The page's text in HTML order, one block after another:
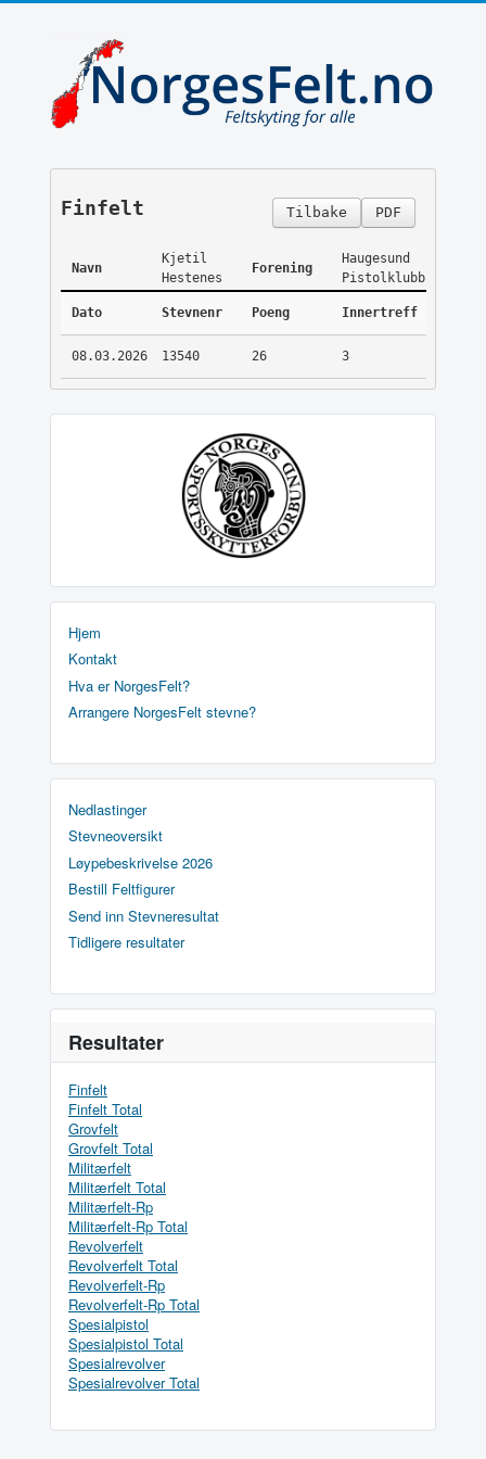
PDF
Tilbake
Finfelt
Navn
Kjetil
Hestenes
Forening
Haugesund
Pistolklubb
Dato Stevnenr Poeng Innertreff
08.03.2026 13540 26 3
Hjem
Kontakt
Hva er NorgesFelt?
Arrangere NorgesFelt stevne?
Nedlastinger
Stevneoversikt
Løypebeskrivelse 2026
Bestill Feltfigurer
Send inn Stevneresultat
Tidligere resultater
Resultater
Finfelt
Finfelt Total
Grovfelt
Grovfelt Total
Militærfelt
Militærfelt Total
Militærfelt-Rp
Militærfelt-Rp Total
Revolverfelt
Revolverfelt Total
Revolverfelt-Rp
Revolverfelt-Rp Total
Spesialpistol
Spesialpistol Total
Spesialrevolver
Spesialrevolver Total